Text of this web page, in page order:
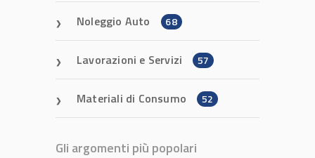
Noleggio Auto 68
Lavorazioni e Servizi 57
Materiali di Consumo 52
Gli argomenti più popolari